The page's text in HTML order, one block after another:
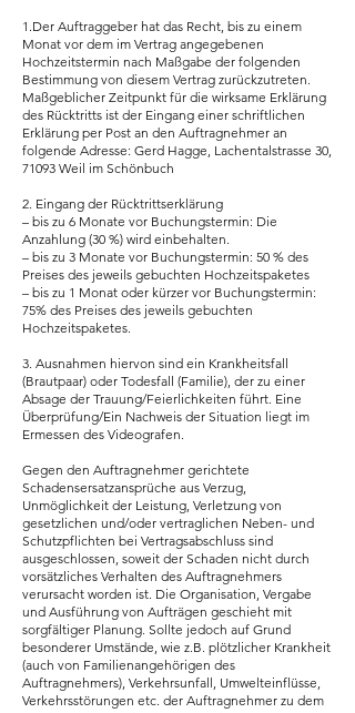
1.Der Auftraggeber hat das Recht, bis zu einem
Monat vor dem im Vertrag angegebenen
Hochzeitstermin nach Maßgabe der folgenden
Bestimmung von diesem Vertrag zurückzutreten.
Maßgeblicher Zeitpunkt für die wirksame Erklärung
des Rücktritts ist der Eingang einer schriftlichen
Erklärung per Post an den Auftragnehmer an
folgende Adresse: Gerd Hagge, Lachentalstrasse 30,
71093 Weil im Schönbuch
2. Eingang der Rücktrittserklärung
– bis zu 6 Monate vor Buchungstermin: Die
Anzahlung (30 %) wird einbehalten.
– bis zu 3 Monate vor Buchungstermin: 50 % des
Preises des jeweils gebuchten Hochzeitspaketes
– bis zu 1 Monat oder kürzer vor Buchungstermin:
75% des Preises des jeweils gebuchten
Hochzeitspaketes.
3. Ausnahmen hiervon sind ein Krankheitsfall
(Brautpaar) oder Todesfall (Familie), der zu einer
Absage der Trauung/Feierlichkeiten führt. Eine
Überprüfung/Ein Nachweis der Situation liegt im
Ermessen des Videografen.
Gegen den Auftragnehmer gerichtete
Schadensersatzansprüche aus Verzug,
Unmöglichkeit der Leistung, Verletzung von
gesetzlichen und/oder vertraglichen Neben- und
Schutzpflichten bei Vertragsabschluss sind
ausgeschlossen, soweit der Schaden nicht durch
vorsätzliches Verhalten des Auftragnehmers
verursacht worden ist. Die Organisation, Vergabe
und Ausführung von Aufträgen geschieht mit
sorgfältiger Planung. Sollte jedoch auf Grund
besonderer Umstände, wie z.B. plötzlicher Krankheit
(auch von Familienangehörigen des
Auftragnehmers), Verkehrsunfall, Umwelteinflüsse,
Verkehrsstörungen etc. der Auftragnehmer zu dem